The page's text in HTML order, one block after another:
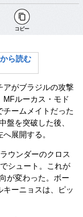
コピー
ら読む
がブラジルの攻撃
MFルーカス・モド
チームメイトだった
盤を突破した後、
展開する。
ウンダーのクロス
シュート。これが
が変わった。ボー
キーニョスは、ピッ